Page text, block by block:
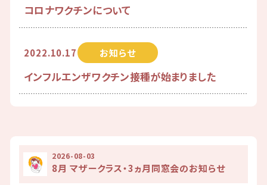
コロナワクチンについて
2022.10.17 お知らせ
インフルエンザワクチン接種が始まりました
2026-08-03
8月 マザークラス・3ヵ月同窓会のお知らせ